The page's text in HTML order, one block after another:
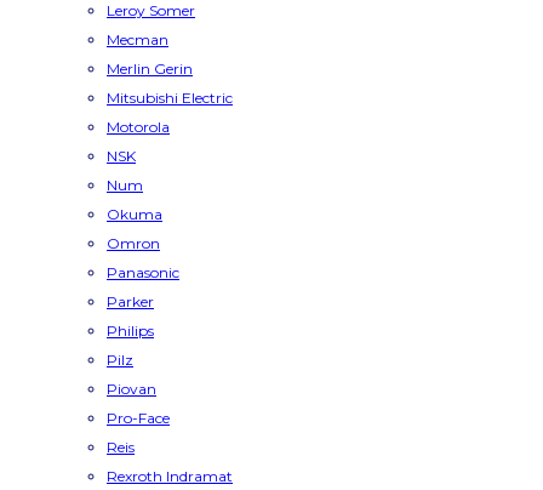
Leroy Somer
Mecman
Merlin Gerin
Mitsubishi Electric
Motorola
NSK
Num
Okuma
Omron
Panasonic
Parker
Philips
Pilz
Piovan
Pro-Face
Reis
Rexroth Indramat